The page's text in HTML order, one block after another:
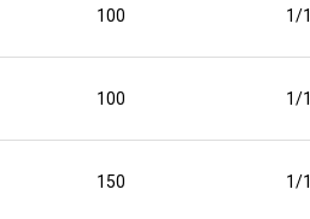
100 1/1
100 1/1
150 1/1